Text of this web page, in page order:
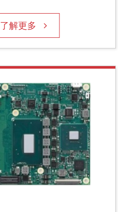
了解更多